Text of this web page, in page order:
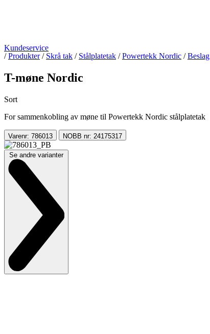
Kundeservice
/ Produkter / Skrå tak / Stålplatetak / Powertekk Nordic / Beslag
T-møne Nordic
Sort
For sammenkobling av møne til Powertekk Nordic stålplatetak
Varenr: 786013 NOBB nr: 24175317
Se andre varianter